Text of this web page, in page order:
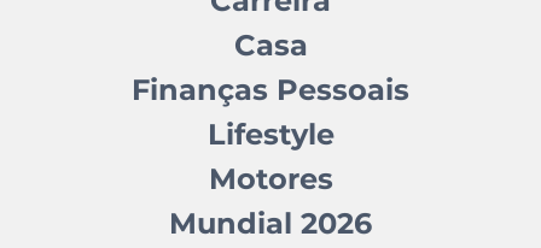
Casa
Finanças Pessoais
Lifestyle
Motores
Mundial 2026